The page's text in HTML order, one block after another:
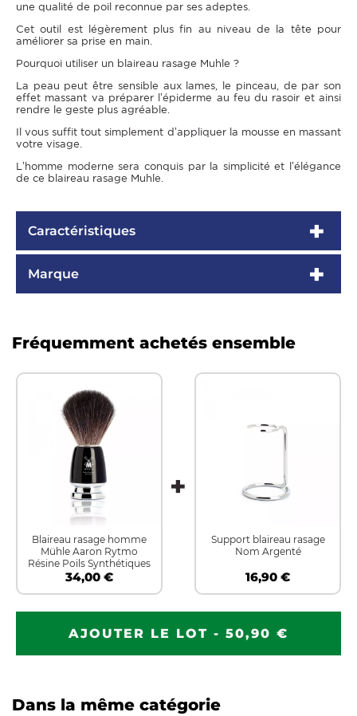
une qualité de poil reconnue par ses adeptes.
Cet outil est légèrement plus fin au niveau de la tête pour
améliorer sa prise en main.
Pourquoi utiliser un blaireau rasage Muhle ?
La peau peut être sensible aux lames, le pinceau, de par son
effet massant va préparer l’épiderme au feu du rasoir et ainsi
rendre le geste plus agréable.
Il vous suffit tout simplement d’appliquer la mousse en massant
votre visage.
L’homme moderne sera conquis par la simplicité et l’élégance
de ce blaireau rasage Muhle.
Caractéristiques
Marque
Fréquemment achetés ensemble
Blaireau rasage homme
Mühle Aaron Rytmo
Résine Poils Synthétiques
34,00 €
Support blaireau rasage
Nom Argenté
16,90 €
AJOUTER LE LOT - 50,90 €
Dans la même catégorie